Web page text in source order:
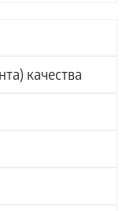
качества